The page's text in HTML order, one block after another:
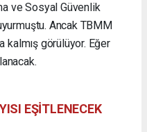
ve Sosyal Güvenlik
Ancak TBMM
kalmış görülüyor. Eğer
EŞİTLENECEK